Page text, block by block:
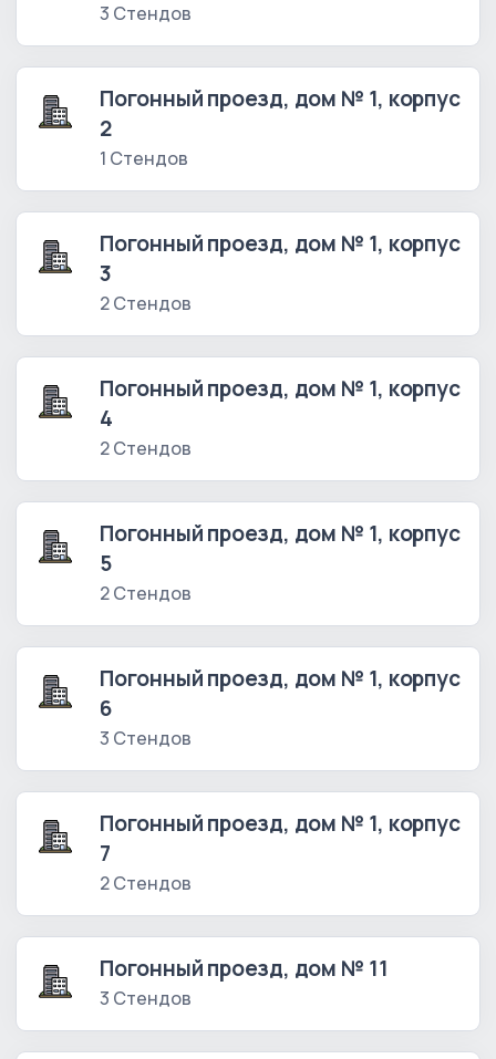
3 Стендов
Погонный проезд, дом № 1, корпус
2
1 Стендов
Погонный проезд, дом № 1, корпус
3
2 Стендов
Погонный проезд, дом № 1, корпус
4
2 Стендов
Погонный проезд, дом № 1, корпус
5
2 Стендов
Погонный проезд, дом № 1, корпус
6
3 Стендов
Погонный проезд, дом № 1, корпус
7
2 Стендов
Погонный проезд, дом № 11
3 Стендов